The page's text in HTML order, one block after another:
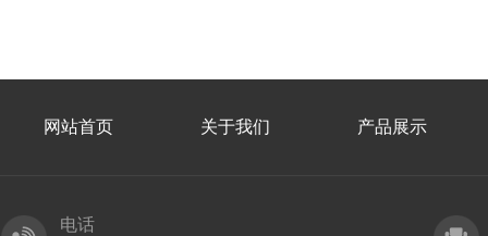
网站首页 关于我们 产品展示
电话